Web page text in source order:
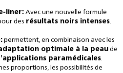
liner: Avec une nouvelle formule
des résultats noirs intenses.
: permettent, en combinaison avec les
optimale à la peau de
paramédicales.
proportions, les possibilités de